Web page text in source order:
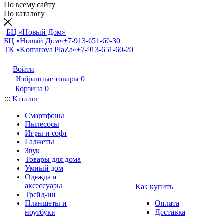
По всему сайту
По каталогу
БЦ «Новый Дом»
БЦ «Новый Дом»+7-913-651-60-30
ТК «Komarova PlaZa»+7-913-651-60-20
Войти
Избранные товары 0
Корзина 0
Каталог
Смартфоны
Пылесосы
Игры и софт
Гаджеты
Звук
Товары для дома
Умный дом
Одежда и
аксессуары
Трейд-ин
Планшеты и
ноутбуки
Как купить
Оплата
Доставка